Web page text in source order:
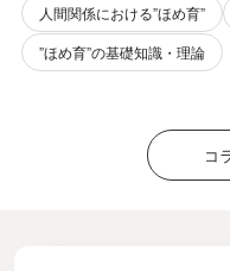
人間関係における”ほめ育”
”ほめ育”の基礎知識・理論
コ